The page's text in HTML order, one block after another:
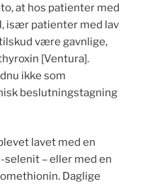
at hos patienter med
især patienter med lav
være gavnlige,
[Ventura].
ikke som
beslutningstagning
lavet med en
– eller med en
Daglige